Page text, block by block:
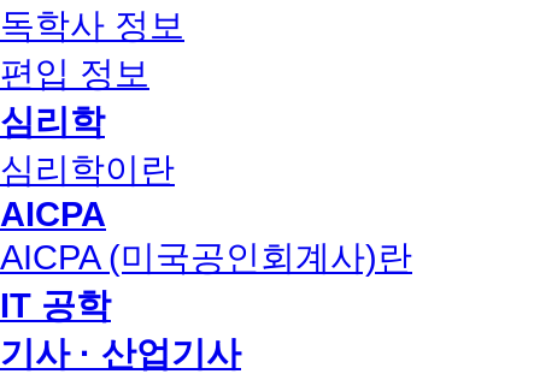
독학사 정보
편입 정보
심리학
심리학이란
AICPA
AICPA (미국공인회계사)란
IT 공학
기사 · 산업기사